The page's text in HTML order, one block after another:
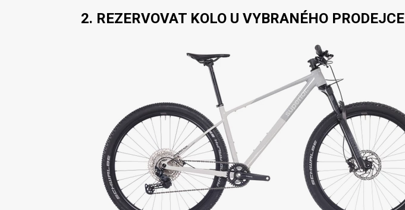
2. REZERVOVAT KOLO U VYBRANÉHO PRODEJCE